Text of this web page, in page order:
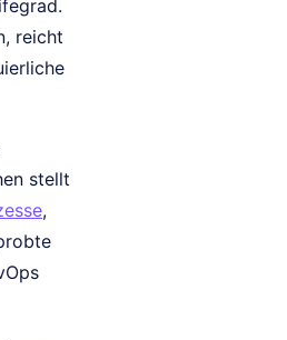
reicht
stellt
,